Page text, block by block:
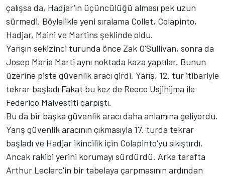
çalışsa da, Hadjar'ın üçüncülüğü alması pek uzun
sürmedi. Böylelikle yeni sıralama Collet, Colapinto,
Hadjar, Maini ve Martins şeklinde oldu.
Yarışın sekizinci turunda önce Zak O'Sullivan, sonra da
Josep Maria Marti aynı noktada kaza yaptılar. Bunun
üzerine piste güvenlik aracı girdi. Yarış, 12. tur itibariyle
tekrar başladı Fakat bu kez de Reece Usjihijma ile
Federico Malvestiti çarpıştı.
Bu da bir başka güvenlik aracı daha anlamına geliyordu.
Yarış güvenlik aracının çıkmasıyla 17. turda tekrar
başladı ve Hadjar ikincilik için Colapinto'yu sıkıştırdı.
Ancak rakibi yerini korumayı sürdürdü. Arka tarafta
Arthur Leclerc'in bir tabelaya çarpmasının ardından